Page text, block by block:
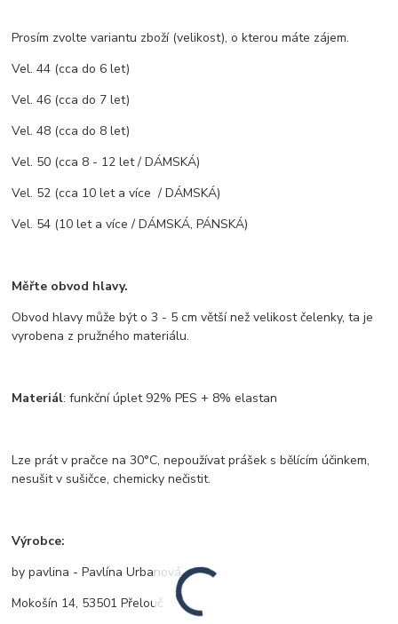
Prosím zvolte variantu zboží (velikost), o kterou máte zájem.
Vel. 44 (cca do 6 let)
Vel. 46 (cca do 7 let)
Vel. 48 (cca do 8 let)
Vel. 50 (cca 8 - 12 let / DÁMSKÁ)
Vel. 52 (cca 10 let a více / DÁMSKÁ)
Vel. 54 (10 let a více / DÁMSKÁ, PÁNSKÁ)
Měřte obvod hlavy.
Obvod hlavy může být o 3 - 5 cm větší než velikost čelenky, ta je
vyrobena z pružného materiálu.
Materiál: funkční úplet 92% PES + 8% elastan
Lze prát v pračce na 30°C, nepoužívat prášek s bělícím účinkem,
nesušit v sušičce, chemicky nečistit.
Výrobce:
by pavlina - Pavlína Urbanová
Mokošín 14, 53501 Přelouč